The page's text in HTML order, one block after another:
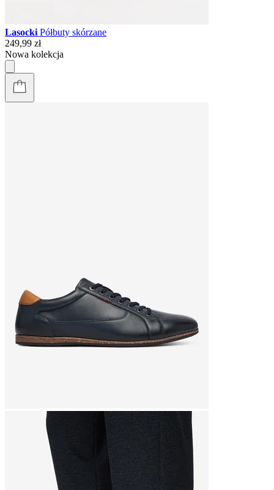
Lasocki Półbuty skórzane
249,99 zł
Nowa kolekcja